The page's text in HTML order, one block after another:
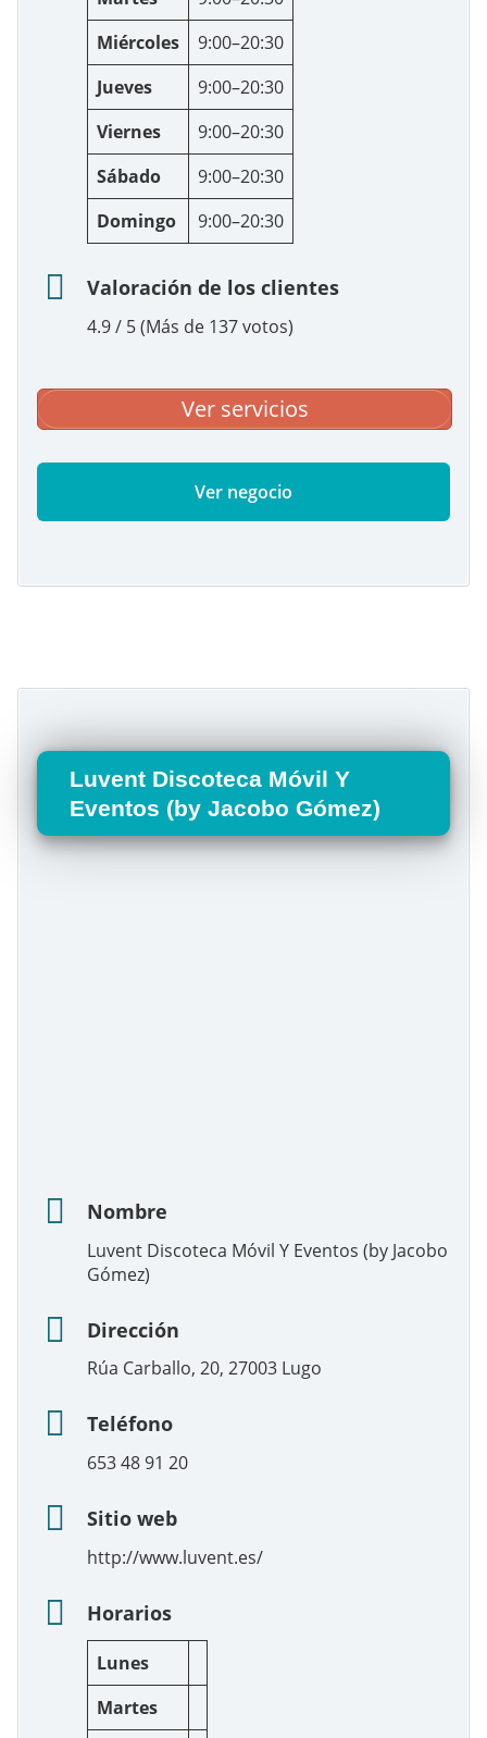
Miércoles
9:00–20:30
Jueves
9:00–20:30
Viernes
9:00–20:30
Sábado
9:00–20:30
Domingo
9:00–20:30
Valoración de los clientes
4.9 / 5 (Más de 137 votos)
Ver servicios
Ver negocio
Luvent Discoteca Móvil Y
Eventos (by Jacobo Gómez)
Nombre
Luvent Discoteca Móvil Y Eventos (by Jacobo
Gómez)
Dirección
Rúa Carballo, 20, 27003 Lugo
Teléfono
653 48 91 20
Sitio web
http://www.luvent.es/
Horarios
Lunes
Martes